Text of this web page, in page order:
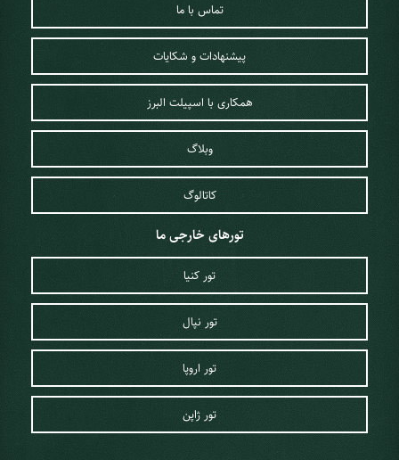
تماس با ما
پیشنهادات و شکایات
همکاری با اسپیلت البرز
وبلاگ
کاتالوگ
تورهای خارجی ما
تور کنیا
تور نپال
تور اروپا
تور ژاپن